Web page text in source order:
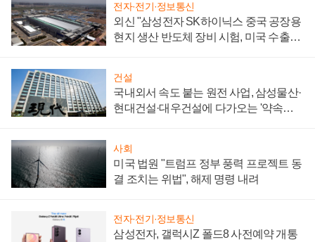
전자·전기·정보통신
외신 "삼성전자 SK하이닉스 중국 공장용
현지 생산 반도체 장비 시험, 미국 수출통
건설
국내외서 속도 붙는 원전 사업, 삼성물산·
현대건설·대우건설에 다가오는 '약속의
사회
미국 법원 "트럼프 정부 풍력 프로젝트 동
결 조치는 위법", 해제 명령 내려
전자·전기·정보통신
삼성전자, 갤럭시Z 폴드8 사전예약 개통